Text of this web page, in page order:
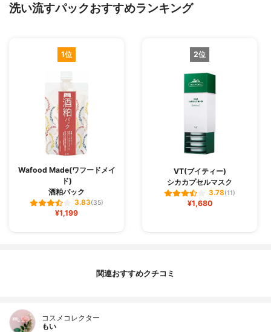
洗い流すパックおすすめランキング
1位
Wafood Made(ワフードメイ
ド)
酒粕パック
3.83(35)
¥1,199
2位
VT(ブイティー)
シカカプセルマスク
3.78(11)
¥1,680
関連おすすめクチコミ
コスメコレクター
もい